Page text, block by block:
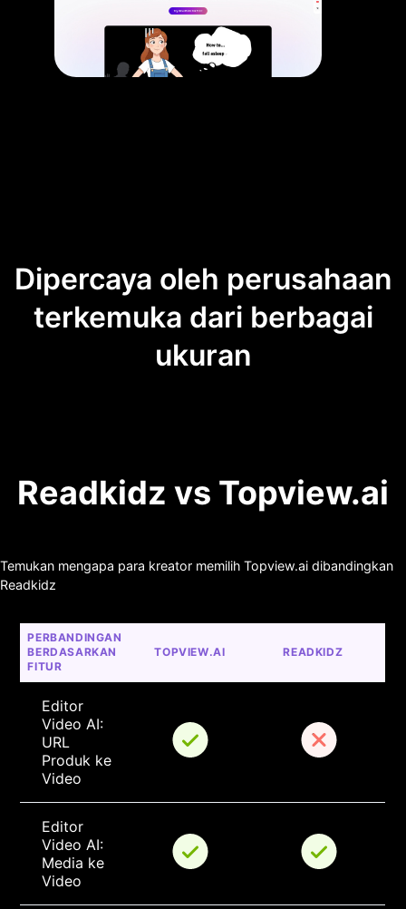
Dipercaya oleh perusahaan
terkemuka dari berbagai
ukuran
Readkidz vs Topview.ai
Temukan mengapa para kreator memilih Topview.ai dibandingkan
Readkidz
PERBANDINGAN
BERDASARKAN
FITUR
TOPVIEW.AI READKIDZ
Editor
Video AI:
URL
Produk ke
Video
Editor
Video AI:
Media ke
Video